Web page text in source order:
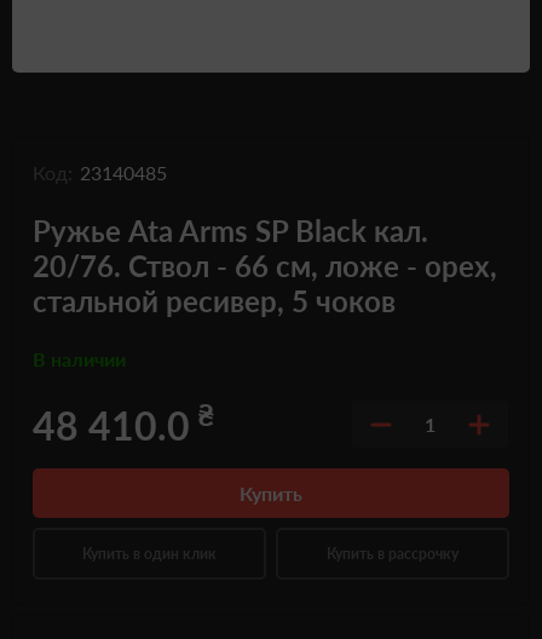
Код: 23140485
Ружье Ata Arms SP Black кал.
20/76. Ствол - 66 см, ложе - орех,
стальной ресивер, 5 чоков
В наличии
48 410.0 ₴ 1
Купить
Купить в один клик Купить в рассрочку